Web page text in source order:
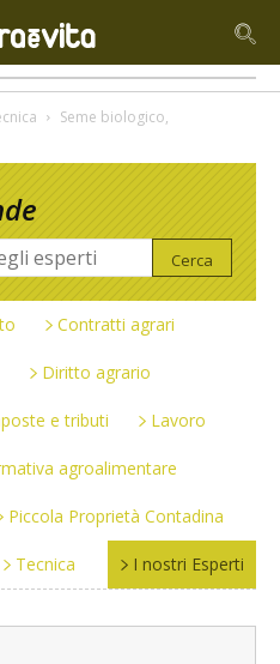
Seme biologico,
Contratti agrari
Diritto agrario
e tributi Lavoro
agroalimentare
Piccola Proprietà Contadina
Tecnica I nostri Esperti